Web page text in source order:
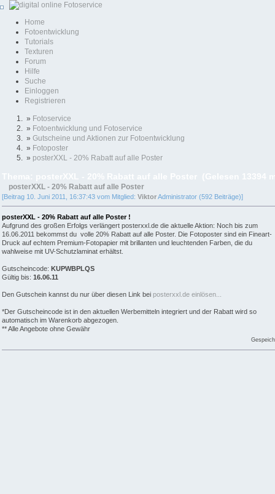
Home
Fotoentwicklung
Tutorials
Texturen
Forum
Hilfe
Suche
Einloggen
Registrieren
» Fotoservice
» Fotoentwicklung und Fotoservice
» Gutscheine und Aktionen zur Fotoentwicklung
» Fotoposter
» posterXXL - 20% Rabatt auf alle Poster
posterXXL - 20% Rabatt auf alle Poster
[Beitrag 10. Juni 2011, 16:37:43 vom Mitglied: ViktorAdministrator (592 Beiträge)]
posterXXL - 20% Rabatt auf alle Poster !
Aufgrund des großen Erfolgs verlängert posterxxl.de die aktuelle Aktion: Noch bis zum
16.06.2011 bekommst du volle 20% Rabatt auf alle Poster. Die Fotoposter sind ein Fineart-
Druck auf echtem Premium-Fotopapier mit brillanten und leuchtenden Farben, die du
wahlweise mit UV-Schutzlaminat erhältst.
Gutscheincode: KUPWBPLQS
Gültig bis: 16.06.11
Den Gutschein kannst du nur über diesen Link bei posterxxl.de einlösen...
*Der Gutscheincode ist in den aktuellen Werbemitteln integriert und der Rabatt wird so
automatisch im Warenkorb abgezogen.
** Alle Angebote ohne Gewähr